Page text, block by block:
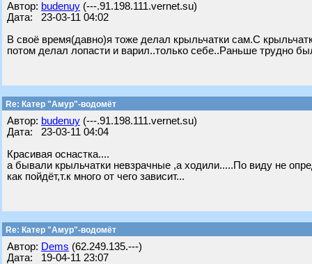
Автор: budenuy (---.91.198.111.vernet.su)
Дата: 23-03-11 04:02
В своё время(давно)я тоже делал крыльчатки сам.С
потом делал лопасти и варил..только себе..Раньше трудно
Re: Катер "Амур"-водомёт
Автор: budenuy (---.91.198.111.vernet.su)
Дата: 23-03-11 04:04
Красивая оснастка....
а бывали крыльчатки невзрачные ,а ходили.....По виду не
как пойдёт,т.к много от чего зависит...
Re: Катер "Амур"-водомёт
Автор: Dems (62.249.135.---)
Дата: 19-04-11 23:07